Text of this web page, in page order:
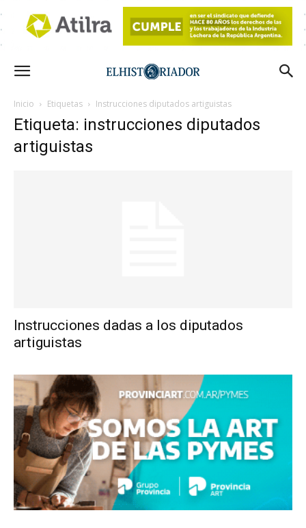
Inicio Etiquetas Instrucciones diputados artiguistas
Etiqueta: instrucciones diputados
artiguistas
Instrucciones dadas a los diputados
artiguistas